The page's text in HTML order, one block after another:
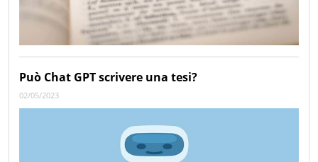
Può Chat GPT scrivere una tesi?
02/05/2023